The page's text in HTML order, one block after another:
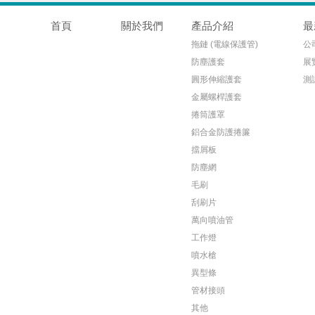
首頁 關於我們 產品介紹
拖鏈 (電線保護管)
防塵護套
圓形伸縮護套
金屬螺桿護套
捲筒護罩
鋁合金防護捲簾
擋屑板
防塵網
毛刷
刮刷片
萬向噴油管
工作燈
噴水槍
異型條
管材接頭
其他
公
展
測